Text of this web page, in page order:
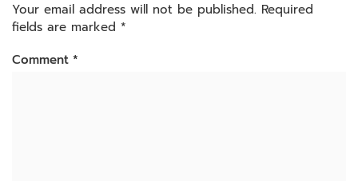
Your email address will not be published. Required
fields are marked *
Comment *